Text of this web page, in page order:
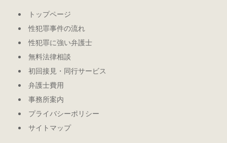
トップページ
性犯罪事件の流れ
性犯罪に強い弁護士
無料法律相談
初回接見・同行サービス
弁護士費用
事務所案内
プライバシーポリシー
サイトマップ